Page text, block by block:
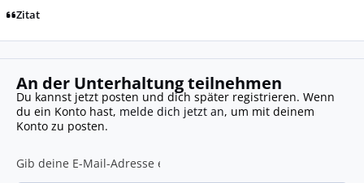
Zitat
An der Unterhaltung teilnehmen
Du kannst jetzt posten und dich später registrieren. Wenn
du ein Konto hast, melde dich jetzt an, um mit deinem
Konto zu posten.